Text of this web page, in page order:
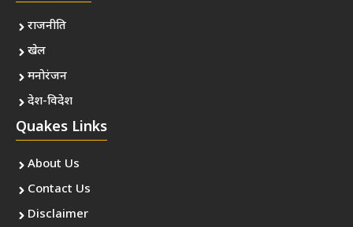
राजनीति
खेल
मनोरंजन
देश-विदेश
Quakes Links
About Us
Contact Us
Disclaimer